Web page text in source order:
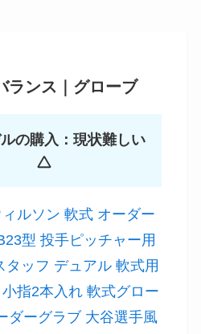
ランス｜グローブ
の購入：現状難しい
ィルソン 軟式 オーダー
型 投手ピッチャー用
ッフ デュアル 軟式用
指2本入れ 軟式グロー
ダーグラブ 大谷選手風